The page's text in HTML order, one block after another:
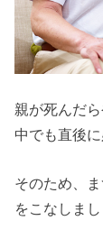
親が死んだ
中でも直後
そのため、
をこなしまし